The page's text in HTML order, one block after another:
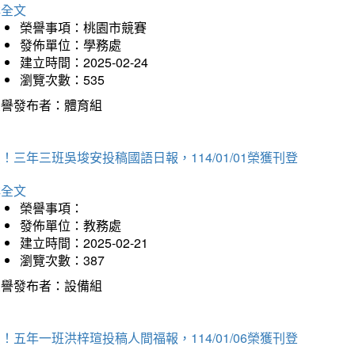
文
榮譽事項：桃園市競賽
發佈單位：學務處
建立時間：2025-02-24
瀏覽次數：535
發布者：體育組
三年三班吳埈安投稿國語日報，114/01/01榮獲刊登
文
榮譽事項：
發佈單位：教務處
建立時間：2025-02-21
瀏覽次數：387
發布者：設備組
五年一班洪梓瑄投稿人間福報，114/01/06榮獲刊登